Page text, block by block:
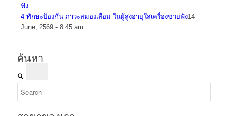
4 ทักษะป้องกัน ภาวะสมองเสื่อม ในผู้สูงอายุใส่เครื่องช่วยฟัง14
June, 2569 - 8:45 am
ค้นหา